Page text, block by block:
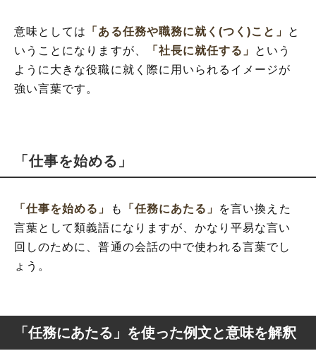
意味としては 「ある任務や職務に就く(つく)こと」
と
いうことになりますが、
「社長に就任する」 という
ように大きな役職に就く際に用いられるイメージが
強い言葉です。
「仕事を始める」
「仕事を始める」 も 「任務にあたる」
を言い換えた
言葉として類義語になりますが、かなり平易な言い
回しのために、普通の会話の中で使われる言葉でし
ょう。
「任務にあたる」を使った例文と意味を解釈